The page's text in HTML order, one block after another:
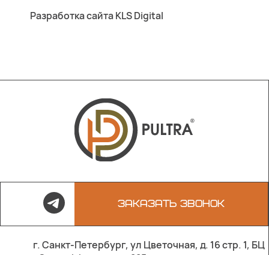
ЗАКАЗАТЬ ЗВОНОК
г. Санкт-Петербург, ул Цветочная, д. 16 стр. 1, БЦ
Разработка сайта KLS Digital